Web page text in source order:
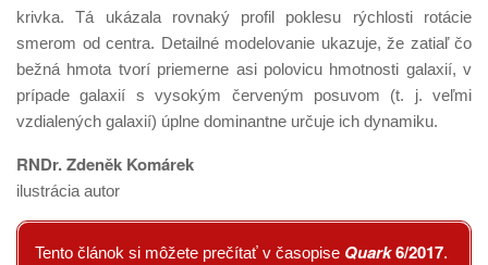
krivka. Tá ukázala rovnaký profil poklesu rýchlosti rotácie
smerom od centra. Detailné modelovanie ukazuje, že zatiaľ čo
bežná hmota tvorí priemerne asi polovicu hmotnosti galaxií, v
prípade galaxií s vysokým červeným posuvom (t. j. veľmi
vzdialených galaxií) úplne dominantne určuje ich dynamiku.
RNDr. Zdeněk Komárek
ilustrácia autor
Tento článok si môžete prečítať v časopise Quark6/2017.